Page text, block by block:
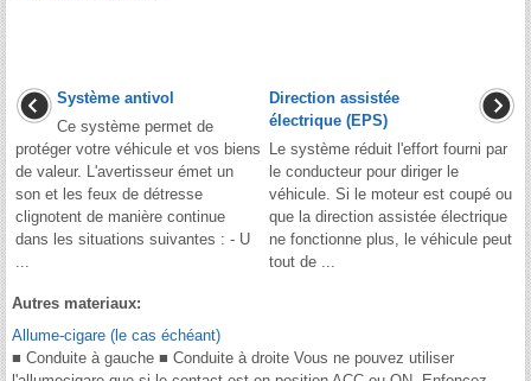
Système antivol
Ce système permet de
protéger votre véhicule et vos biens
de valeur. L'avertisseur émet un
son et les feux de détresse
clignotent de manière continue
dans les situations suivantes : - U
Direction assistée
électrique (EPS)
Le système réduit l'effort fourni par
le conducteur pour diriger le
véhicule. Si le moteur est coupé ou
que la direction assistée électrique
ne fonctionne plus, le véhicule peut
tout de ...
Autres materiaux:
Allume-cigare (le cas échéant)
■ Conduite à gauche ■ Conduite à droite Vous ne pouvez utiliser